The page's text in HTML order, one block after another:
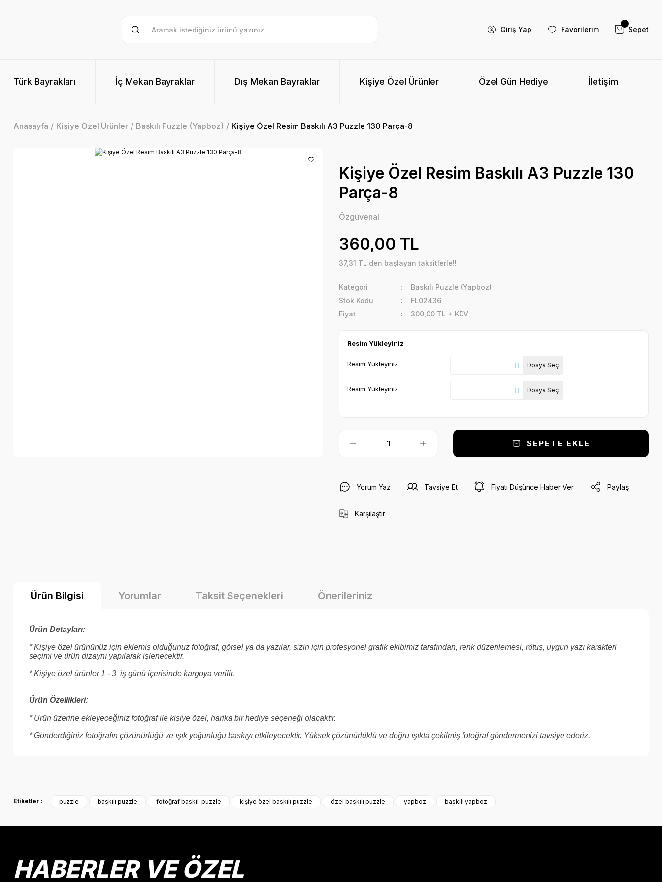
Giriş Yap Favorilerim Sepet
Türk Bayrakları İç Mekan Bayraklar Dış Mekan Bayraklar Kişiye Özel Ürünler Özel Gün Hediye İletişim
Anasayfa Kişiye Özel Ürünler Baskılı Puzzle (Yapboz) Kişiye Özel Resim Baskılı A3 Puzzle 130 Parça-8
Kişiye Özel Resim Baskılı A3 Puzzle 130
Parça-8
Özgüvenal
360,00 TL
37,31 TL den başlayan taksitlerle!!
Kategori
Baskılı Puzzle (Yapboz)
Stok Kodu
FL02436
Fiyat
300,00 TL + KDV
Resim Yükleyiniz
Resim Yükleyiniz Dosya Seç
Resim Yükleyiniz Dosya Seç
SEPETE EKLE
Yorum Yaz Tavsiye Et Fiyatı Düşünce Haber Ver Paylaş
Karşılaştır
Ürün Bilgisi Yorumlar Taksit Seçenekleri Önerileriniz
Ürün Detayları:
* Kişiye özel ürününüz için eklemiş olduğunuz fotoğraf, görsel ya da yazılar, sizin için profesyonel grafik ekibimiz tarafından, renk düzenlemesi, rötuş, uygun yazı karakteri
seçimi ve ürün dizaynı yapılarak işlenecektir.
* Kişiye özel ürünler 1 - 3 iş günü içerisinde kargoya verilir.
Ürün Özellikleri:
* Ürün üzerine ekleyeceğiniz fotoğraf ile kişiye özel, harika bir hediye seçeneği olacaktır.
* Gönderdiğiniz fotoğrafın çözünürlüğü ve ışık yoğunluğu baskıyı etkileyecektir. Yüksek çözünürlüklü ve doğru ışıkta çekilmiş fotoğraf göndermenizi tavsiye ederiz.
Ürün açıklamasında eksik bilgiler bulunuyor.
Bu ürüne benzer farklı alternatifler olmalı.
Etiketler : puzzle baskılı puzzle fotoğraf baskılı puzzle kişiye özel baskılı puzzle özel baskılı puzzle yapboz baskılı yapboz
HABERLER VE ÖZEL